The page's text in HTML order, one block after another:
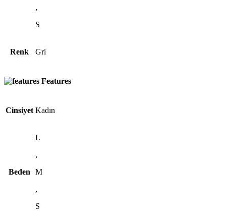
,
S
Renk Gri
Features
Cinsiyet Kadın
Beden
L
,
M
,
S